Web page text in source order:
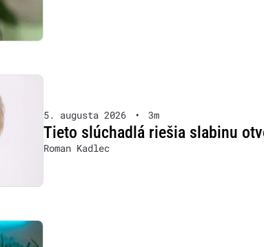
5. augusta 2026 • 3m
Tieto slúchadlá riešia slabinu
Roman Kadlec